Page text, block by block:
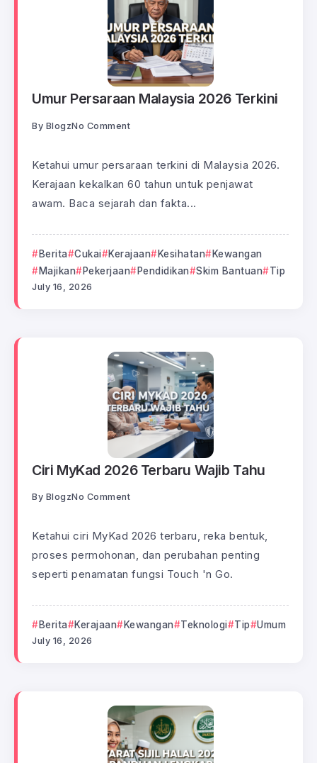
Umur Persaraan Malaysia 2026 Terkini
By BlogzNo Comment
Ketahui umur persaraan terkini di Malaysia 2026.
Kerajaan kekalkan 60 tahun untuk penjawat
awam. Baca sejarah dan fakta...
Berita Cukai Kerajaan Kesihatan
Kewangan
Majikan
Pekerjaan Pendidikan Skim Bantuan Tip
July 16, 2026
Ciri MyKad 2026 Terbaru Wajib Tahu
By BlogzNo Comment
Ketahui ciri MyKad 2026 terbaru, reka bentuk,
proses permohonan, dan perubahan penting
seperti penamatan fungsi Touch 'n Go.
Berita Kerajaan Kewangan Teknologi Tip Umum
July 16, 2026